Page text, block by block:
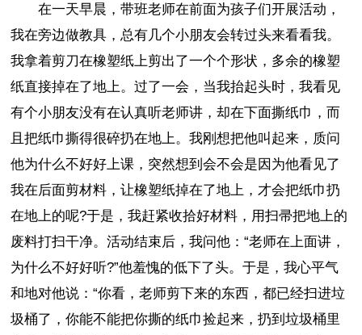
在一天早晨，带班老师在前面为孩子们开展活动，
我在旁边做教具，总有几个小朋友会转过头来看看我。
我拿着剪刀在橡塑纸上剪出了一个个形状，多余的橡塑
纸直接掉在了地上。过了一会，当我抬起头时，我看见
有个小朋友没有在认真听老师讲，却在下面撕纸巾，而
且把纸巾撕得很碎扔在地上。我刚想把他叫起来，质问
他为什么不好好上课，突然想到会不会是因为他看见了
我在后面剪材料，让橡塑纸掉在了地上，才会把纸巾扔
在地上的呢?于是，我赶紧收拾好材料，用扫帚把地上的
废料打扫干净。活动结束后，我问他：“老师在上面讲，
为什么不好好听?”他羞愧的低下了头。于是，我心平气
和地对他说：“你看，老师剪下来的东西，都已经扫进垃
圾桶了，你能不能把你撕的纸巾捡起来，扔到垃圾桶里